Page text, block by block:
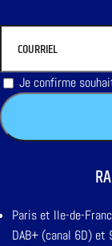
Je confirme
Paris et Ile-de-
DAB+ (canal 6D) et